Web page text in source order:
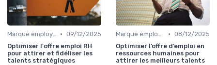
Marque employeur & attractivité • 09/12/2025
Optimiser l'offre emploi RH
pour attirer et fidéliser les
talents stratégiques
Marque employeur & attractivité • 08/12/2025
Optimiser l’offre d’emploi en
ressources humaines pour
attirer les meilleurs talents